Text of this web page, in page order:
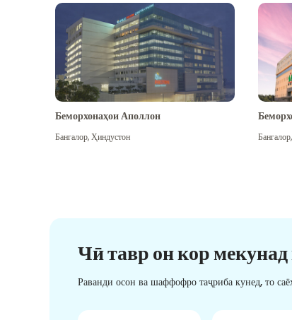
Беморхонаҳои Аполлон
Бангалор,Ҳиндустон Бангалор,
Чӣ тавр он кор мекунад
Раванди осон ва шаффофро таҷриба кунед, то